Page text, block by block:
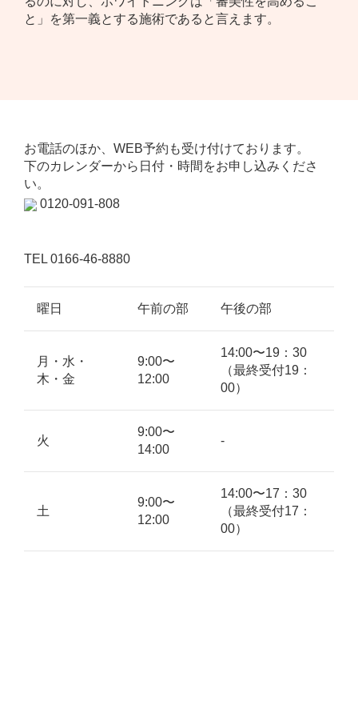
と」を第一義とする施術であると言えます。
お電話のほか、WEB予約も受け付けております。
下のカレンダーから日付・時間をお申し込みくださ
い。
0120-091-808
TEL 0166-46-8880
曜日 午前の部 午後の部
月・水・
木・金
9:00〜
12:00
14:00〜19：30
（最終受付19：
00）
火
9:00〜
14:00
-
土
9:00〜
12:00
14:00〜17：30
（最終受付17：
00）